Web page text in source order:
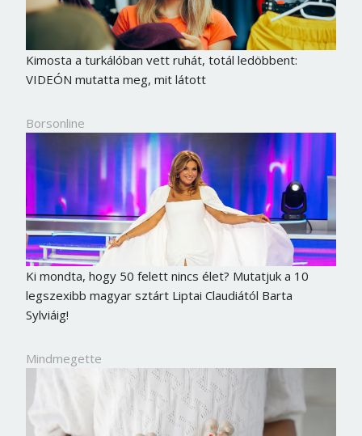
Kimosta a turkálóban vett ruhát, totál ledöbbent:
VIDEÓN mutatta meg, mit látott
Borsonline
Ki mondta, hogy 50 felett nincs élet? Mutatjuk a 10
legszexibb magyar sztárt Liptai Claudiától Barta
Sylviáig!
Mindmegette
Borsonline bejelentkezés
E-mail cím vagy felhasználónév